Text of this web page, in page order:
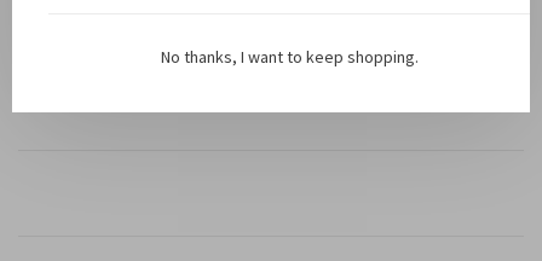
Materiaal: 51% viscose, 34% katoen, 15% linnen
No thanks, I want to keep shopping.